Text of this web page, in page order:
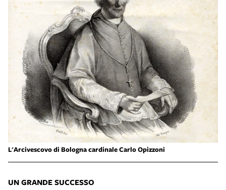
L'Arcivescovo di Bologna cardinale Carlo Opizzoni
UN GRANDE SUCCESSO